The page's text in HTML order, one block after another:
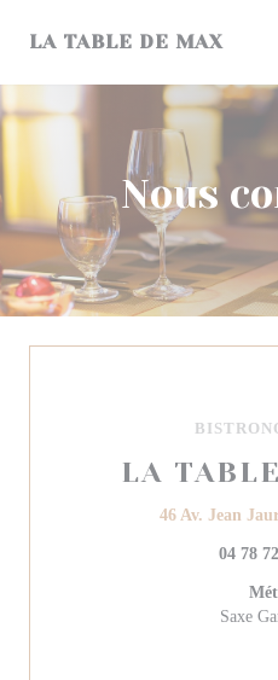
LA TABLE DE MAX
Nous
LA
46 Av. Jean
04 78
Saxe